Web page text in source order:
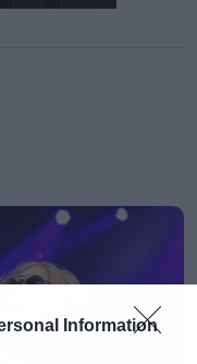
Information
Brexit, η άθλια
από τα νέα
για να
και τα
δύο φορές